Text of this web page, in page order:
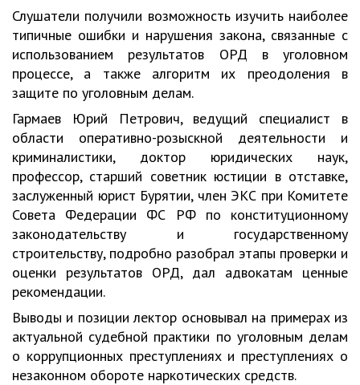
Слушатели получили возможность изучить наиболее
типичные ошибки и нарушения закона, связанные с
использованием результатов ОРД в уголовном
процессе, а также алгоритм их преодоления в
защите по уголовным делам.
Гармаев Юрий Петрович, ведущий специалист в
области оперативно-розыскной деятельности и
криминалистики, доктор юридических наук,
профессор, старший советник юстиции в отставке,
заслуженный юрист Бурятии, член ЭКС при Комитете
Совета Федерации ФС РФ по конституционному
законодательству и государственному
строительству, подробно разобрал этапы проверки и
оценки результатов ОРД, дал адвокатам ценные
рекомендации.
Выводы и позиции лектор основывал на примерах из
актуальной судебной практики по уголовным делам
о коррупционных преступлениях и преступлениях о
незаконном обороте наркотических средств.